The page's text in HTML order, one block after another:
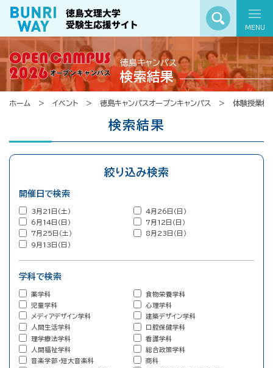
MENU
徳島キャンパス
検索結果
ホーム イベント 徳島キャンパスオープンキャンパス 体験授業検
検索結果
絞り込み検索
開催日で検索
3月21日（土）
4月26日（日）
6月14日（日）
7月12日（日）
7月25日（土）
8月23日（日）
9月13日（日）
学科で検索
薬学科
食物栄養学科
児童学科
心理学科
メディアデザイン学科
建築デザイン学科
人間生活学科
口腔保健学科
理学療法学科
看護学科
人間福祉学科
総合政策学科
音楽学部・短大音楽科
商科